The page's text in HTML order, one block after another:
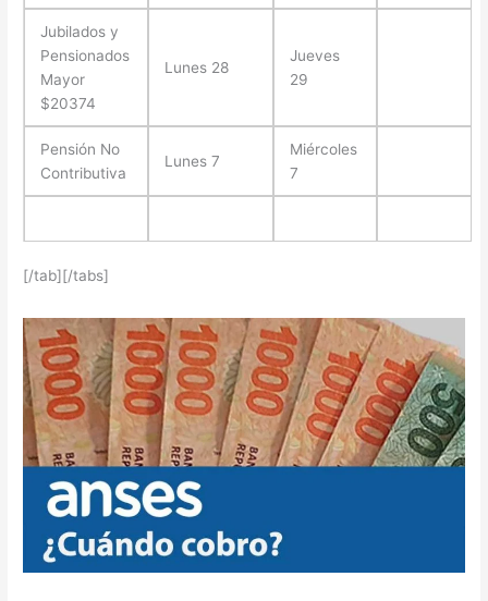
Jubilados y
Pensionados
Mayor
$20374
Lunes 28
Jueves
29
Pensión No
Contributiva
Lunes 7
Miércoles
7
[/tab][/tabs]